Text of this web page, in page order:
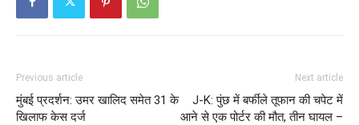
Previous article
मुंबई प्रदर्शन: उमर खालिद समेत 31 के
खिलाफ केस दर्ज
Next article
J-K: पुंछ में बर्फीले तूफान की चपेट में
आने से एक पोर्टर की मौत, तीन घायल –